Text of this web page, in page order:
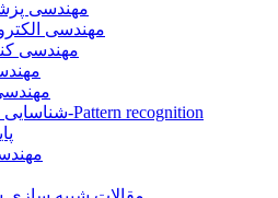
مهندسی
مهندسی
مهندسی
شناسایی الگو-Pattern recognition